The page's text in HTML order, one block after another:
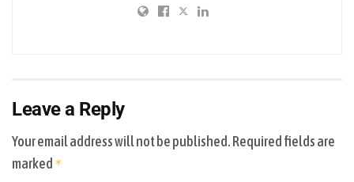
Leave a Reply
Your email address will not be published.Required fields are
marked *